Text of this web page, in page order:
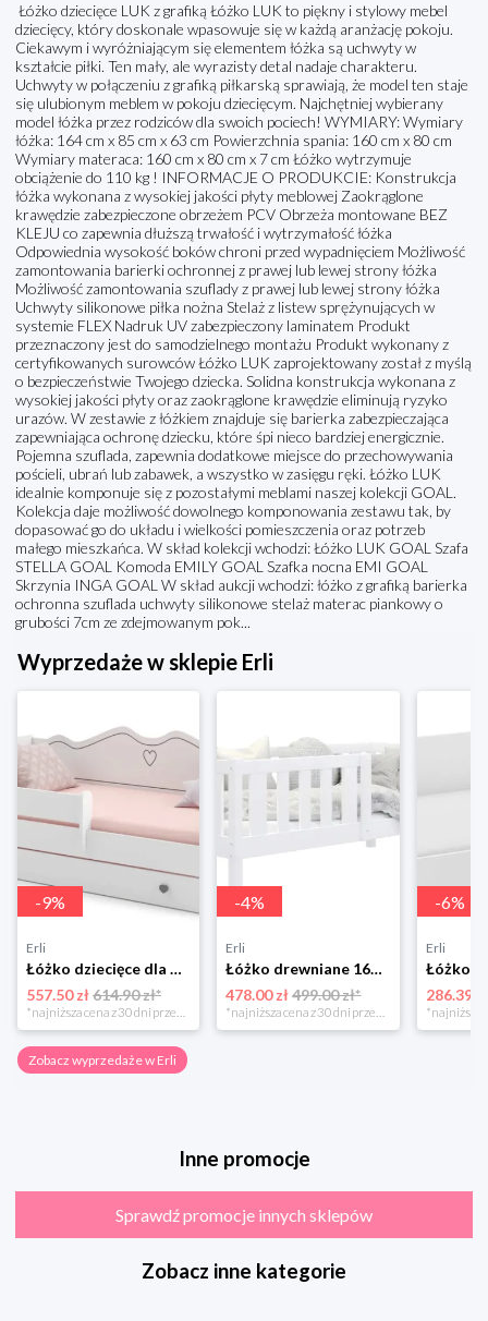
Łóżko dziecięce LUK z grafiką Łóżko LUK to piękny i stylowy mebel
dziecięcy, który doskonale wpasowuje się w każdą aranżację pokoju.
Ciekawym i wyróżniającym się elementem łóżka są uchwyty w
kształcie piłki. Ten mały, ale wyrazisty detal nadaje charakteru.
Uchwyty w połączeniu z grafiką piłkarską sprawiają, że model ten staje
się ulubionym meblem w pokoju dziecięcym. Najchętniej wybierany
model łóżka przez rodziców dla swoich pociech! WYMIARY: Wymiary
łóżka: 164 cm x 85 cm x 63 cm Powierzchnia spania: 160 cm x 80 cm
Wymiary materaca: 160 cm x 80 cm x 7 cm Łóżko wytrzymuje
obciążenie do 110 kg ! INFORMACJE O PRODUKCIE: Konstrukcja
łóżka wykonana z wysokiej jakości płyty meblowej Zaokrąglone
krawędzie zabezpieczone obrzeżem PCV Obrzeża montowane BEZ
KLEJU co zapewnia dłuższą trwałość i wytrzymałość łóżka
Odpowiednia wysokość boków chroni przed wypadnięciem Możliwość
zamontowania barierki ochronnej z prawej lub lewej strony łóżka
Możliwość zamontowania szuflady z prawej lub lewej strony łóżka
Uchwyty silikonowe piłka nożna Stelaż z listew sprężynujących w
systemie FLEX Nadruk UV zabezpieczony laminatem Produkt
przeznaczony jest do samodzielnego montażu Produkt wykonany z
certyfikowanych surowców Łóżko LUK zaprojektowany został z myślą
o bezpieczeństwie Twojego dziecka. Solidna konstrukcja wykonana z
wysokiej jakości płyty oraz zaokrąglone krawędzie eliminują ryzyko
urazów. W zestawie z łóżkiem znajduje się barierka zabezpieczająca
zapewniająca ochronę dziecku, które śpi nieco bardziej energicznie.
Pojemna szuflada, zapewnia dodatkowe miejsce do przechowywania
pościeli, ubrań lub zabawek, a wszystko w zasięgu ręki. Łóżko LUK
idealnie komponuje się z pozostałymi meblami naszej kolekcji GOAL.
Kolekcja daje możliwość dowolnego komponowania zestawu tak, by
dopasować go do układu i wielkości pomieszczenia oraz potrzeb
małego mieszkańca. W skład kolekcji wchodzi: Łóżko LUK GOAL Szafa
STELLA GOAL Komoda EMILY GOAL Szafka nocna EMI GOAL
Skrzynia INGA GOAL W skład aukcji wchodzi: łóżko z grafiką barierka
ochronna szuflada uchwyty silikonowe stelaż materac piankowy o
grubości 7cm ze zdejmowanym pok...
Wyprzedaże w sklepie Erli
-9%
Erli
Łóżko dziecięce dla dziewczynki EmmaKOBI 160x80 białe z szufladą + materac
557.50 zł614.90 zł*
*najniższa cena z 30 dni przed obniżką
-4%
Erli
Łóżko drewniane 160x80 + materac BOBO P
478.00 zł 499.00 zł*
*najniższa cena z 30 dni przed obniżką
-6%
Erli
286.39 zł
Zobacz wyprzedaże w Erli
Inne promocje
Sprawdź promocje innych sklepów
Zobacz inne kategorie